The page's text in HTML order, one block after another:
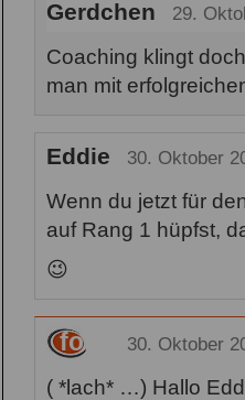
Gerdchen 29.
Coaching klingt
man mit
Eddie 30. Oktober
Wenn du jetzt für
auf Rang 1 hüpfst,
😉
fob 30. Oktober
( *lach* …) Hallo